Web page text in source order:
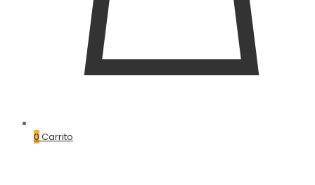
0 Carrito